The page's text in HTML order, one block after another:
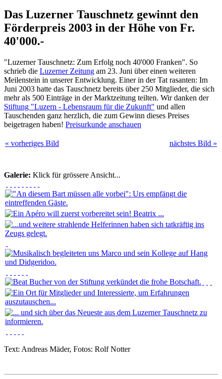
Das Luzerner Tauschnetz gewinnt den
Förderpreis 2003 in der Höhe von Fr.
40'000.-
"Luzerner Tauschnetz: Zum Erfolg noch 40'000 Franken". So
schrieb die Luzerner Zeitung am 23. Juni über einen weiteren
Meilenstein in unserer Entwicklung. Einer in der Tat rasanten: Im
Juni 2003 hatte das Tauschnetz bereits über 250 Mitglieder, die sich
mehr als 500 Einträge in der Marktzeitung teilten. Wir danken der
Stiftung "Luzern - Lebensraum für die Zukunft" und allen
Tauschenden ganz herzlich, die zum Gewinn dieses Preises
beigetragen haben! Preisurkunde anschauen
« vorheriges Bild nächstes Bild »
Galerie: Klick für grössere Ansicht...
Text: Andreas Mäder, Fotos: Rolf Notter